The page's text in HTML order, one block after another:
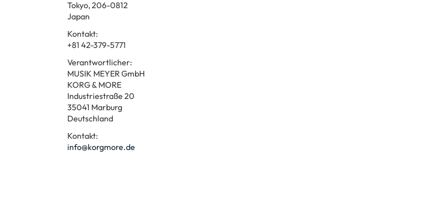
Tokyo, 206-0812
Japan
Kontakt:
+81 42-379-5771
Verantwortlicher:
MUSIK MEYER GmbH
KORG & MORE
Industriestraße 20
35041 Marburg
Deutschland
Kontakt:
info@korgmore.de